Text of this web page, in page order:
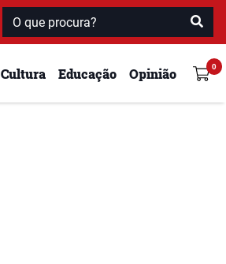
Cultura Educação Opinião